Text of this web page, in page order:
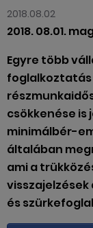
2018.08.02
2018. 08.01.
Egyre több
foglalkoztatás
csökkenése is
minimálbér-
általában
ami a
és